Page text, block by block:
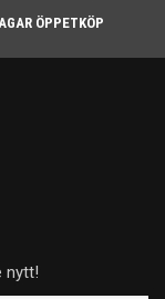
ÖPPETKÖP
nytt!